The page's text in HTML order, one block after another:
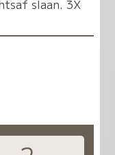
slaan. 3X